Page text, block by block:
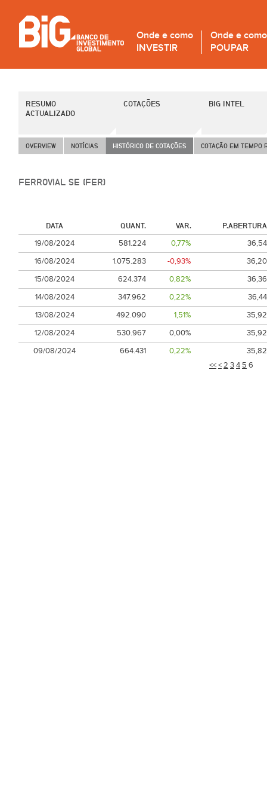
Onde e como
INVESTIR
Onde e como
POUPAR
RESUMO
ACTUALIZADO
COTAÇÕES BIG INTEL
OVERVIEW NOTÍCIAS HISTÓRICO DE COTAÇÕES COTAÇÃO EM TEMPO
FERROVIAL SE (FER)
DATA QUANT. VAR. P.ABERTURA
<<<2 34 5 6
19/08/2024 581.224 0,77%
36,54
16/08/2024
1.075.283 -0,93%
36,20
15/08/2024
624.374 0,82%
36,36
14/08/2024
347.962 0,22%
36,44
13/08/2024
492.090 1,51%
35,92
12/08/2024
530.967 0,00%
35,92
09/08/2024
664.431 0,22% 35,82